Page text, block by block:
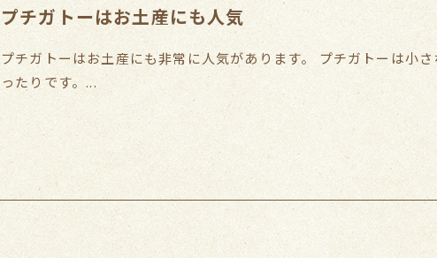
プチガトーはお土産にも人気
プチガトーはお土産にも非常に人気があります。 プチガトーは小
ったりです。...